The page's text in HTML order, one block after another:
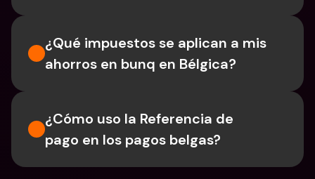
¿Qué impuestos se aplican a mis
ahorros en bunq en Bélgica?
¿Cómo uso la Referencia de
pago en los pagos belgas?